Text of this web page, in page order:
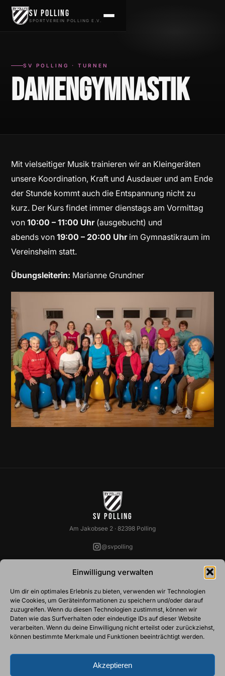
Einwilligung verwalten
Um dir ein optimales Erlebnis zu bieten, verwenden wir Technologien
wie Cookies, um Geräteinformationen zu speichern und/oder darauf
zuzugreifen. Wenn du diesen Technologien zustimmst, können wir
Daten wie das Surfverhalten oder eindeutige IDs auf dieser Website
verarbeiten. Wenn du deine Einwilligung nicht erteilst oder zurückziehst,
können bestimmte Merkmale und Funktionen beeinträchtigt werden.
Akzeptieren
Zum Inhalt springen
SV Polling
SPORTVEREIN POLLING E.V.
SV POLLING · TURNEN
Damengymnastik
Mit vielseitiger Musik trainieren wir an Kleingeräten
unsere Koordination, Kraft und Ausdauer und am Ende
der Stunde kommt auch die Entspannung nicht zu
kurz. Der Kurs findet immer dienstags am Vormittag
von10:00 – 11:00 Uhr(ausgebucht) und
abends von19:00 – 20:00 Uhrim Gymnastikraum im
Vereinsheim statt.
Übungsleiterin: Marianne Grundner
SV Polling
Am Jakobsee 2 · 82398 Polling
@svpolling
Basketball
Ski
Tennis
Stockschützen
Vorstandschaft
Abteilungsleiter
Belegungspläne
Mitgliedschaft